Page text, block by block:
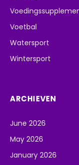
Voetbal
Watersport
Wintersport
ARCHIEVEN
June 2026
May 2026
January 2026